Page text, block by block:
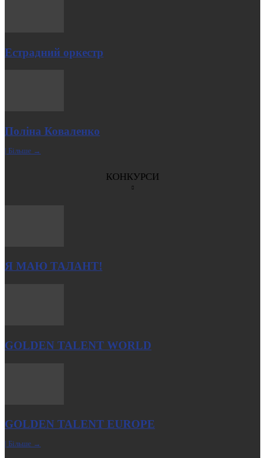
Естрадний оркестр
Поліна Коваленко
| Більше →
КОНКУРСИ
Я МАЮ ТАЛАНТ!
GOLDEN TALENT WORLD
GOLDEN TALENT EUROPE
| Більше →